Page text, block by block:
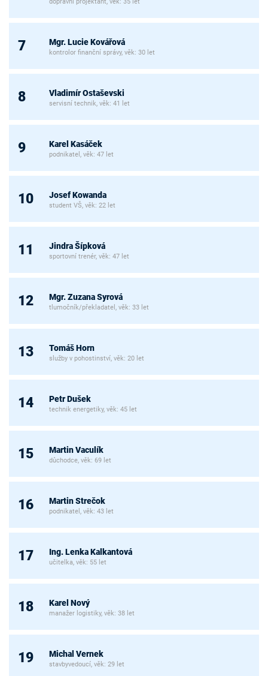
7 Mgr. Lucie Kovářová
kontrolor finanční správy, věk: 30 let
8 Vladimír Ostaševski
servisní technik, věk: 41 let
9 Karel Kasáček
podnikatel, věk: 47 let
10 Josef Kowanda
student VŠ, věk: 22 let
11 Jindra Šípková
sportovní trenér, věk: 47 let
12 Mgr. Zuzana Syrová
tlumočník/překladatel, věk: 33 let
13 Tomáš Horn
služby v pohostinství, věk: 20 let
14 Petr Dušek
technik energetiky, věk: 45 let
15 Martin Vaculík
důchodce, věk: 69 let
16 Martin Strečok
podnikatel, věk: 43 let
17 Ing. Lenka Kalkantová
učitelka, věk: 55 let
18 Karel Nový
manažer logistiky, věk: 38 let
19 Michal Vernek
stavbyvedoucí, věk: 29 let